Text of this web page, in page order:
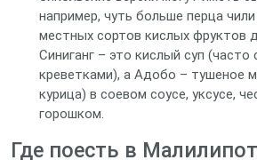
например, чуть больше перца
местных сортов кислых фруктов
Синиганг – это кислый суп (часто
креветками), а Адобо – тушеное
курица) в соевом соусе, уксусе,
горошком.
Где поесть в